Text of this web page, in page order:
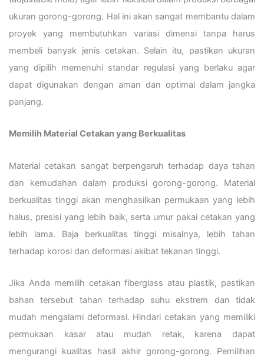
ukuran gorong-gorong. Hal ini akan sangat membantu dalam
proyek yang membutuhkan variasi dimensi tanpa harus
membeli banyak jenis cetakan. Selain itu, pastikan ukuran
yang dipilih memenuhi standar regulasi yang berlaku agar
dapat digunakan dengan aman dan optimal dalam jangka
panjang.
Memilih Material Cetakan yang Berkualitas
Material cetakan sangat berpengaruh terhadap daya tahan
dan kemudahan dalam produksi gorong-gorong. Material
berkualitas tinggi akan menghasilkan permukaan yang lebih
halus, presisi yang lebih baik, serta umur pakai cetakan yang
lebih lama. Baja berkualitas tinggi misalnya, lebih tahan
terhadap korosi dan deformasi akibat tekanan tinggi.
Jika Anda memilih cetakan fiberglass atau plastik, pastikan
bahan tersebut tahan terhadap suhu ekstrem dan tidak
mudah mengalami deformasi. Hindari cetakan yang memiliki
permukaan kasar atau mudah retak, karena dapat
mengurangi kualitas hasil akhir gorong-gorong. Pemilihan